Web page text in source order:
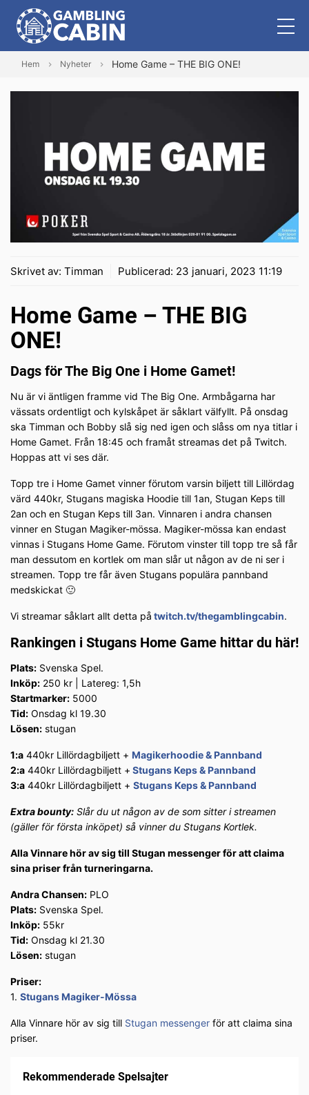
Hem Nyheter Home Game – THE BIG ONE!
Skrivet av: Timman Publicerad: 23 januari, 2023 11:19
Home Game – THE BIG
ONE!
Dags för The Big One i Home Gamet!
Nu är vi äntligen framme vid The Big One. Armbågarna har
vässats ordentligt och kylskåpet är såklart välfyllt. På onsdag
ska Timman och Bobby slå sig ned igen och slåss om nya titlar i
Home Gamet. Från 18:45 och framåt streamas det på Twitch.
Hoppas att vi ses där.
Topp tre i Home Gamet vinner förutom varsin biljett till Lillördag
värd 440kr, Stugans magiska Hoodie till 1an, Stugan Keps till
2an och en Stugan Keps till 3an. Vinnaren i andra chansen
vinner en Stugan Magiker-mössa. Magiker-mössa kan endast
vinnas i Stugans Home Game. Förutom vinster till topp tre så får
man dessutom en kortlek om man slår ut någon av de ni ser i
streamen. Topp tre får även Stugans populära pannband
medskickat 🙂
Vi streamar såklart allt detta på twitch.tv/thegamblingcabin.
Rankingen i Stugans Home Game hittar du här!
Plats: Svenska Spel.
Inköp: 250 kr | Latereg: 1,5h
Startmarker: 5000
Tid: Onsdag kl 19.30
Lösen: stugan
1:a 440kr Lillördagbiljett + Magikerhoodie & Pannband
2:a 440kr Lillördagbiljett + Stugans Keps & Pannband
3:a 440kr Lillördagbiljett + Stugans Keps & Pannband
Extra bounty: Slår du ut någon av de som sitter i streamen
(gäller för första inköpet) så vinner du Stugans Kortlek.
Alla Vinnare hör av sig till Stugan messenger för att claima
sina priser från turneringarna.
Andra Chansen: PLO
Plats: Svenska Spel.
Inköp: 55kr
Tid: Onsdag kl 21.30
Lösen: stugan
Priser:
1. Stugans Magiker-Mössa
Alla Vinnare hör av sig till Stugan messenger för att claima sina
priser.
Rekommenderade Spelsajter